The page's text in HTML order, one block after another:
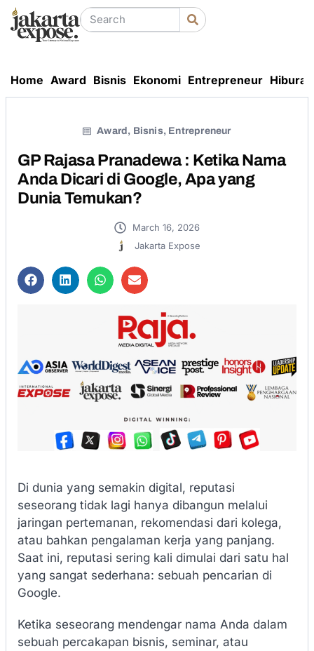
Home Award Bisnis Ekonomi Entrepreneur Hiburan
Award , Bisnis, Entrepreneur
GP Rajasa Pranadewa : Ketika Nama
Anda Dicari di Google, Apa yang
Dunia Temukan?
March 16, 2026
Jakarta Expose
Di dunia yang semakin digital, reputasi
seseorang tidak lagi hanya dibangun melalui
jaringan pertemanan, rekomendasi dari kolega,
atau bahkan pengalaman kerja yang panjang.
Saat ini, reputasi sering kali dimulai dari satu hal
yang sangat sederhana: sebuah pencarian di
Google.
Ketika seseorang mendengar nama Anda dalam
sebuah percakapan bisnis, seminar, atau